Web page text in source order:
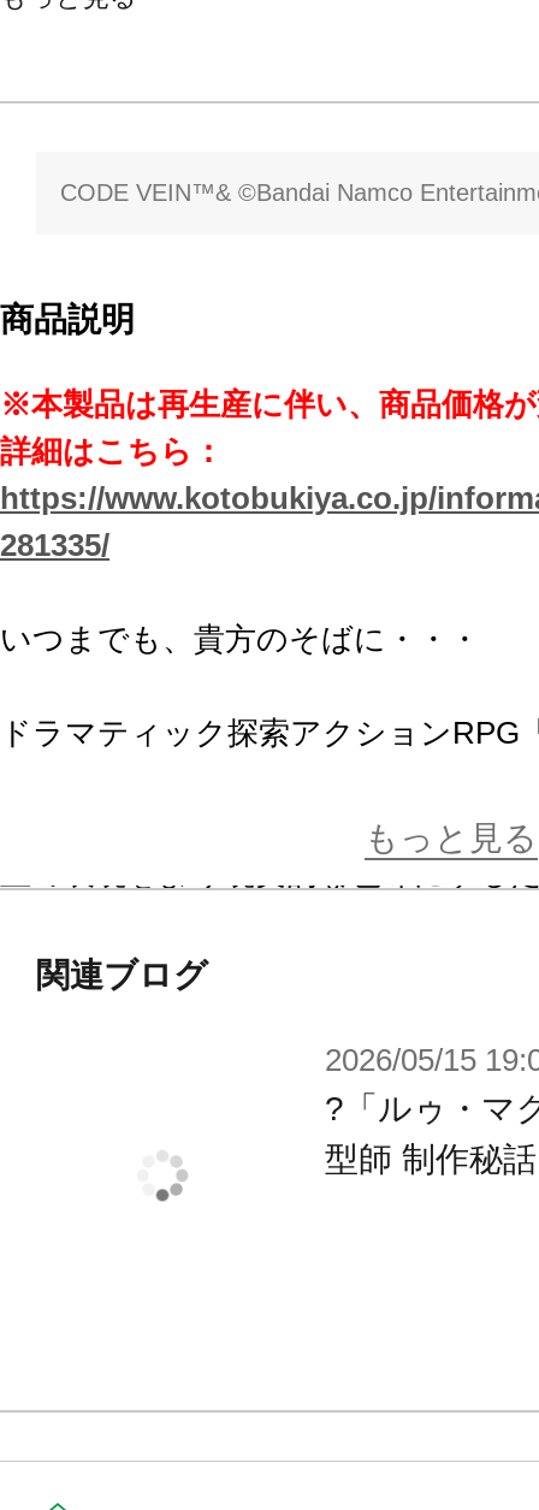
CODE VEIN™& ©Bandai Namco
商品説明
※本製品は再生産に伴い、商品価格
詳細はこちら：
https://www.kotobukiya.co.jp/
281335/
いつまでも、貴方のそばに・・・
ドラマティック探索アクションRPG
細部まで作りこまれた台座は、崩壊
ゲーム内のフィールドをそのまま切
また、イオが寄り添っている「主人
もっと見る
関連ブログ
2026/05/15
?「ルゥ・マ
型師 制作秘